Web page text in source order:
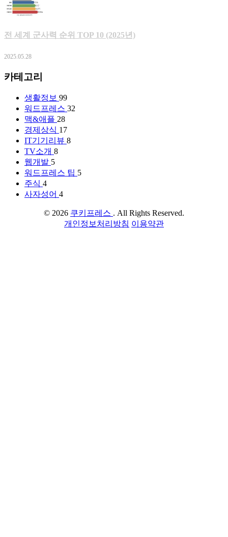
전 세계 군사력 순위 TOP 10 (2025년)
2025.05.28
카테고리
생활정보 99
워드프레스 32
맥&애플 28
경제상식 17
IT기기리뷰 8
TV소개 8
웹개발 5
워드프레스 팁 5
주식 4
사자성어 4
© 2026 쿠키프레스 . All Rights Reserved.
개인정보처리방침 이용약관